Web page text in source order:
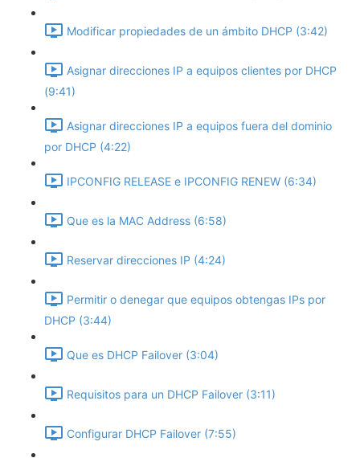
Modificar propiedades de un ámbito DHCP (3:42)
Asignar direcciones IP a equipos clientes por DHCP
(9:41)
Asignar direcciones IP a equipos fuera del dominio
por DHCP (4:22)
IPCONFIG RELEASE e IPCONFIG RENEW (6:34)
Que es la MAC Address (6:58)
Reservar direcciones IP (4:24)
Permitir o denegar que equipos obtengas IPs por
DHCP (3:44)
Que es DHCP Failover (3:04)
Requisitos para un DHCP Failover (3:11)
Configurar DHCP Failover (7:55)